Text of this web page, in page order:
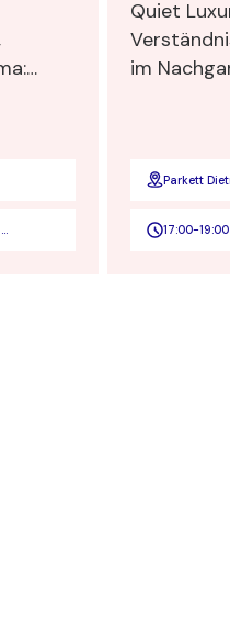
Quiet
im Nachgang zur INHORGENTA
Parkett
17:00-19:00